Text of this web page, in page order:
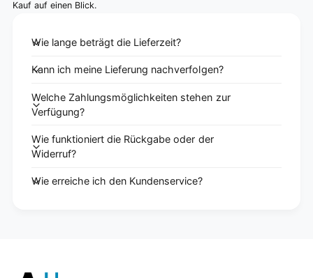
Kauf auf einen Blick.
Wie lange beträgt die Lieferzeit?
Kann ich meine Lieferung nachverfolgen?
Welche Zahlungsmöglichkeiten stehen zur
Verfügung?
Wie funktioniert die Rückgabe oder der
Widerruf?
Wie erreiche ich den Kundenservice?